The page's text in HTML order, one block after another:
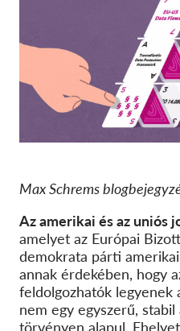
Max Schrems
Az amerikai és az uniós
amelyet az Európai
demokrata párti
annak érdekében, hogy
feldolgozhatók legyenek
nem egy egyszerű,
törvényen alapul.